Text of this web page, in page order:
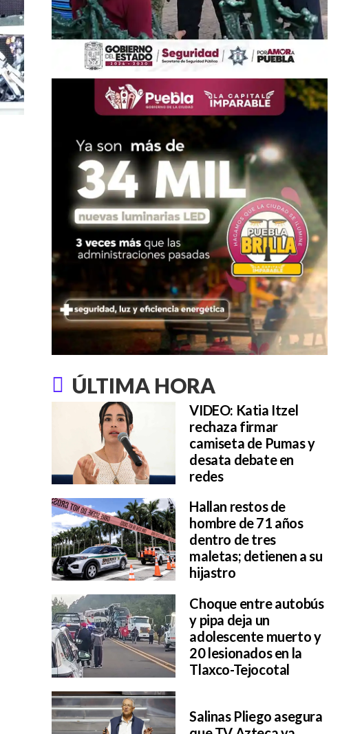
ÚLTIMA HORA
VIDEO: Katia Itzel
rechaza firmar
camiseta de Pumas y
desata debate en
redes
Hallan restos de
hombre de 71 años
dentro de tres
maletas; detienen a su
hijastro
Choque entre autobús
y pipa deja un
adolescente muerto y
20 lesionados en la
Tlaxco-Tejocotal
Salinas Pliego asegura